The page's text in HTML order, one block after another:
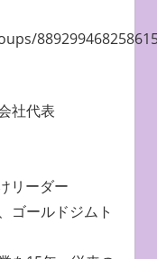
社代表
リーダー
ゴールドジムト